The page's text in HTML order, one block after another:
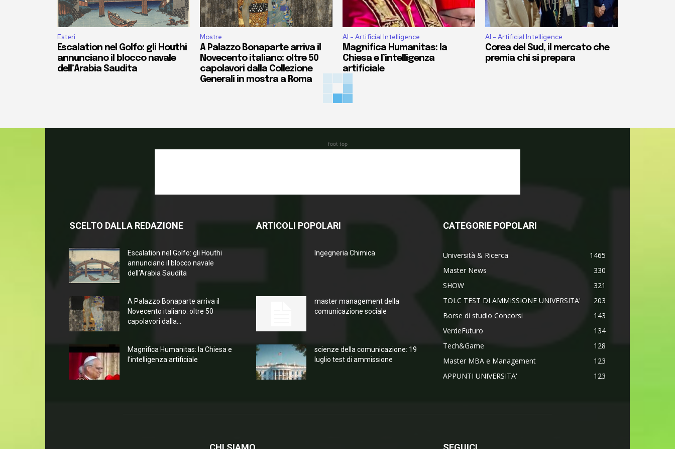
Esteri
Escalation nel Golfo: gli Houthi
annunciano il blocco navale
dell’Arabia Saudita
Mostre
A Palazzo Bonaparte arriva il
Novecento italiano: oltre 50
capolavori dalla Collezione
Generali in mostra a Roma
AI - Artificial Intelligence
Magnifica Humanitas: la
Chiesa e l’intelligenza
artificiale
AI - Artificial Intelligence
Corea del Sud, il mercato che
premia chi si prepara
foot top
SCELTO DALLA REDAZIONE
Escalation nel Golfo: gli Houthi
annunciano il blocco navale
dell’Arabia Saudita
A Palazzo Bonaparte arriva il
Novecento italiano: oltre 50
capolavori dalla...
Magnifica Humanitas: la Chiesa e
l’intelligenza artificiale
ARTICOLI POPOLARI
Ingegneria Chimica
master management della
comunicazione sociale
scienze della comunicazione: 19
luglio test di ammissione
CATEGORIE POPOLARI
Università & Ricerca
1465
Master News
330
SHOW
321
TOLC TEST DI AMMISSIONE UNIVERSITA'
203
Borse di studio Concorsi
143
VerdeFuturo
134
Tech&Game
128
Master MBA e Management
123
APPUNTI UNIVERSITA'
123